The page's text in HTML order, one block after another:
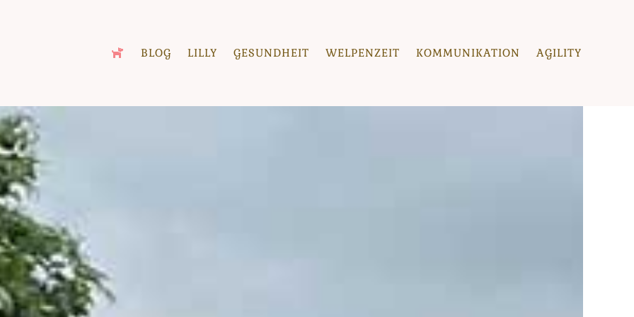
BLOG LILLY GESUNDHEIT WELPENZEIT KOMMUNIKATION AGILITY